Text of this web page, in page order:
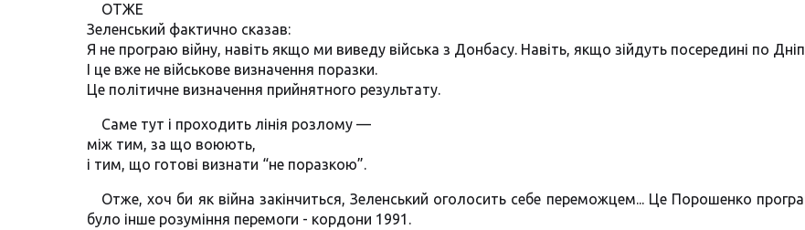
ОТЖЕ
Зеленський фактично сказав:
Я не програю війну, навіть якщо ми виведу війська з Донбасу. Навіть, якщо зійдуть посередині по
І це вже не військове визначення поразки.
Це політичне визначення прийнятного результату.
Саме тут і проходить лінія розлому —
між тим, за що воюють,
і тим, що готові визнати “не поразкою”.
Отже, хоч би як війна закінчиться, Зеленський оголосить себе переможцем... Це Порошенко
було інше розуміння перемоги - кордони 1991.